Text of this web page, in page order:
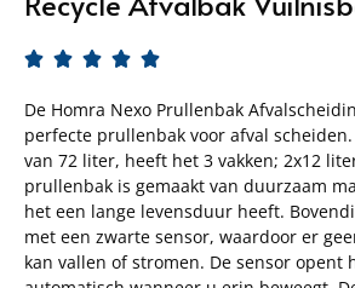
    
De Homra Nexo Prullenbak
perfecte prullenbak voor afval
van 72 liter, heeft het 3 vakken; 2x12
prullenbak is gemaakt van duurzaam
het een lange levensduur heeft.
met een zwarte sensor, waardoor er
kan vallen of stromen. De sensor opent